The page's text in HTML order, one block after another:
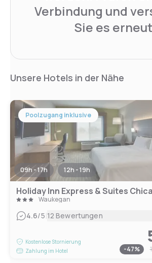
Verbindung und
Sie es erneut
Unsere Hotels in der Nähe
Poolzugang inklusive
09h - 17h 12h - 19h
Waukegan
4.6/5|12 Bewertungen
Kostenlose Stornierung
Zahlung im Hotel
-47%